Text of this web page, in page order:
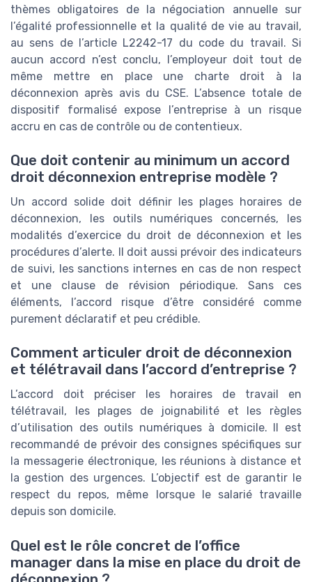
thèmes obligatoires de la négociation annuelle sur
l’égalité professionnelle et la qualité de vie au travail,
au sens de l’article L2242-17 du code du travail. Si
aucun accord n’est conclu, l’employeur doit tout de
même mettre en place une charte droit à la
déconnexion après avis du CSE. L’absence totale de
dispositif formalisé expose l’entreprise à un risque
accru en cas de contrôle ou de contentieux.
Que doit contenir au minimum un accord
droit déconnexion entreprise modèle ?
Un accord solide doit définir les plages horaires de
déconnexion, les outils numériques concernés, les
modalités d’exercice du droit de déconnexion et les
procédures d’alerte. Il doit aussi prévoir des indicateurs
de suivi, les sanctions internes en cas de non respect
et une clause de révision périodique. Sans ces
éléments, l’accord risque d’être considéré comme
purement déclaratif et peu crédible.
Comment articuler droit de déconnexion
et télétravail dans l’accord d’entreprise ?
L’accord doit préciser les horaires de travail en
télétravail, les plages de joignabilité et les règles
d’utilisation des outils numériques à domicile. Il est
recommandé de prévoir des consignes spécifiques sur
la messagerie électronique, les réunions à distance et
la gestion des urgences. L’objectif est de garantir le
respect du repos, même lorsque le salarié travaille
depuis son domicile.
Quel est le rôle concret de l’office
manager dans la mise en place du droit de